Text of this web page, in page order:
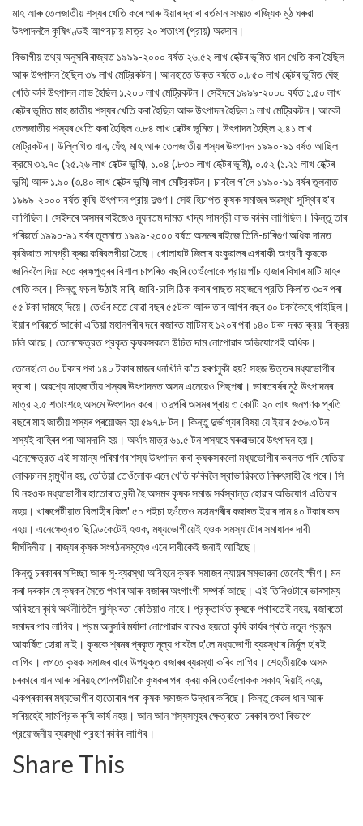
মাহ আৰু তেলজাতীয় শস্যৰ খেতি কৰে আৰু ইয়াৰ দ্বাৰা বৰ্তমান সময়ত ৰাজ্যিক মুঠ ঘৰুৱা
উৎপাদনলৈ কৃষিখণ্ডই আগবঢ়ায় মাত্র ২০ শতাংশ (প্রায়) অৱদান।
বিভাগীয় তথ্য অনুসৰি ৰাজ্যত ১৯৯৯-২০০০ বর্ষত ২৬.৫২ লাখ হেক্টৰ ভূমিত ধান খেতি কৰা হৈছিল
আৰু উৎপাদন হৈছিল ৩৯ লাখ মেট্রিকটন। আনহাতে উক্ত বর্ষতে ০.৮৫০ লাখ হেক্টৰ ভূমিত ঘেঁহু
খেতি কৰি উৎপাদন লাভ হৈছিল ১.২০০ লাখ মেট্রিকটন। সেইদৰে ১৯৯৯-২০০০ বৰ্ষত ১.৫০ লাখ
হেক্টৰ ভূমিত মাহ জাতীয় শস্যৰ খেতি কৰা হৈছিল আৰু উৎপাদন হৈছিল ১ লাখ মেট্রিকটন। আকৌ
তেলজাতীয় শস্যৰ খেতি কৰা হৈছিল ৩.৮৪ লাখ হেক্টৰ ভূমিত। উৎপাদন হৈছিল ২.৪১ লাখ
মেট্রিকটন। উল্লিখিত ধান, ঘেঁহু, মাহ আৰু তেলজাতীয় শস্যৰ উৎপাদন ১৯৯০-৯১ বর্ষত আছিল
ক্রমে ৩২.৭০ (২৫.২৬ লাখ হেক্টৰ ভূমি), ১.০৪ (.৮৩০ লাখ হেক্টৰ ভূমি), ০.৫২ (১.২১ লাখ হেক্টৰ
ভূমি) আৰু ১.৯০ (৩.৪০ লাখ হেক্টৰ ভূমি) লাখ মেট্রিকটন। চাবলৈ গ'লে ১৯৯০-৯১ বৰ্ষৰ তুলনাত
১৯৯৯-২০০০ বর্ষত কৃষি-উৎপাদন প্রায় দুগুণ। সেই হিচাপত কৃষক সমাজৰ অৱস্থা সুস্থিৰ হ'ব
লাগিছিল। সেইদৰে অসমৰ ৰাইজেও ন্যূনতম দামত খাদ্য সামগ্রী লাভ কৰিব লাগিছিল। কিন্তু তাৰ
পৰিৱৰ্তে ১৯৯০-৯১ বৰ্ষৰ তুলনাত ১৯৯৯-২০০০ বৰ্ষত অসমৰ ৰাইজে তিনি-চাৰিগুণ অধিক দামত
কৃষিজাত সামগ্রী ক্ৰয় কৰিবলগীয়া হৈছে। গোলাঘাট জিলাৰ বংকুৱালৰ এগৰাকী অগ্রণী কৃষকে
জানিবলৈ দিয়া মতে ব্ৰহ্মপুত্ৰৰ বিশাল চাপৰিত বছৰি তেওঁলোকে প্রায় পাঁচ হাজাৰ বিঘাৰ মাটি মাহৰ
খেতি কৰে। কিন্তু ফচল উঠাই মাৰি, জাবি-চালি ঠিক কৰাৰ পাছত মহাজনে প্রতি কিল'ত ৩০ৰ পৰা
৫৫ টকা দামহে দিয়ে। তেওঁৰ মতে যোৱা বছৰ ৫৫টকা আৰু তাৰ আগৰ বছৰ ৩০ টকাকৈহে পাইছিল।
ইয়াৰ পৰিৱৰ্তে আকৌ এতিয়া মহানগৰীৰ দৰে বজাৰত মাটিমাহ ১২০ৰ পৰা ১৪০ টকা দৰত ক্রয়-বিক্রয়
চলি আছে। তেনেক্ষেত্রত প্রকৃত কৃষকসকলে উচিত দাম নোপোৱাৰ অভিযোগেই অধিক।
তেনেহ'লে ৩০ টকাৰ পৰা ১৪০ টকাৰ মাজৰ ধনখিনি ক'ত হৰণলুকী হয়? সহজ উত্তৰ মধ্যভোগীৰ
দ্বাৰা। অৱশ্যে মাহজাতীয় শস্যৰ উৎপাদনত অসম এনেয়েও পিছপৰা। ভাৰতবৰ্ষৰ মুঠ উৎপাদনৰ
মাত্র ২.৫ শতাংশহে অসমে উৎপাদন কৰে। তদুপৰি অসমৰ প্ৰায় ৩ কোটি ২০ লাখ জনগণক প্ৰতি
বছৰে মাহ জাতীয় শস্যৰ প্ৰয়োজন হয় ৫৯৭.৮ টন। কিন্তু দুর্ভাগ্যৰ বিষয় যে ইয়াৰ ৫৩৬.৩ টন
শস্যই বাহিৰৰ পৰা আমদানি হয়। অর্থাৎ মাত্র ৬১.৫ টন শস্যহে ঘৰুৱাভাৱে উৎপাদন হয়।
এনেক্ষেত্রত এই সামান্য পৰিমাণৰ শস্য উৎপাদন কৰা কৃষকসকলো মধ্যভোগীৰ কবলত পৰি যেতিয়া
লোকচানৰ সন্মুখীন হয়, তেতিয়া তেওঁলোক এনে খেতি কৰিবলৈ স্বাভাৱিকতে নিৰুৎসাহী হৈ পৰে। সি
যি নহওক মধ্যভোগীৰ হাতোৰাত বন্দী হৈ অসমৰ কৃষক সমাজ সৰ্বস্বান্ত হোৱাৰ অভিযোগ এতিয়াৰ
নহয়। খাৰুপেটীয়াত বিলাহীৰ কিল' ৫০ পইচা হওঁতেও মহানগৰীৰ বজাৰত ইয়াৰ দাম ৪০ টকাৰ কম
নহয়। এনেক্ষেত্রত ছিণ্ডিকেটেই হওক, মধ্যভোগীয়েই হওক সমস্যাটোৰ সমাধানৰ দাবী
দীৰ্ঘদিনীয়া। ৰাজ্যৰ কৃষক সংগঠনসমূহেও এনে দাবীকেই জনাই আহিছে।
কিন্তু চৰকাৰৰ সদিচ্ছা আৰু সু-ব্যৱস্থা অবিহনে কৃষক সমাজৰ ন্যায়ৰ সম্ভাৱনা তেনেই ক্ষীণ। মন
কৰা দৰকাৰ যে কৃষকৰ সৈতে পথাৰ আৰু বজাৰৰ অংগাংগী সম্পর্ক আছে। এই তিনিওটাৰে ভাৰসাম্য
অবিহনে কৃষি অর্থনীতিলৈ সুস্থিৰতা কেতিয়াও নাহে। প্রকৃতাৰ্থত কৃষকে পথাৰতেই নহয়, বজাৰতো
সমাদৰ পাব লাগিব। শ্রম অনুসৰি মৰ্যাদা নোপোৱাৰ বাবেও হয়তো কৃষি কাৰ্যৰ প্ৰতি নতুন প্রজন্ম
আকর্ষিত হোৱা নাই। কৃষকে শ্ৰমৰ প্ৰকৃত মূল্য পাবলৈ হ'লে মধ্যভোগী ব্যৱস্থাৰ নির্মূল হ'বই
লাগিব। লগতে কৃষক সমাজৰ বাবে উপযুক্ত বজাৰৰ ব্যৱস্থা কৰিব লাগিব। শেহতীয়াকৈ অসম
চৰকাৰে ধান আৰু সৰিয়হ পোনপটীয়াকৈ কৃষকৰ পৰা ক্ৰয় কৰি তেওঁলোকক সকাহ দিয়াই নহয়,
একপ্ৰকাৰৰ মধ্যভোগীৰ হাতোৰাৰ পৰা কৃষক সমাজক উদ্ধাৰ কৰিছে। কিন্তু কেৱল ধান আৰু
সৰিয়হেই সামগ্রিক কৃষি কাৰ্য নহয়। আন আন শস্যসমূহৰ ক্ষেত্ৰতো চৰকাৰ তথা বিভাগে
প্রয়োজনীয় ব্যৱস্থা গ্রহণ কৰিব লাগিব।
Share This